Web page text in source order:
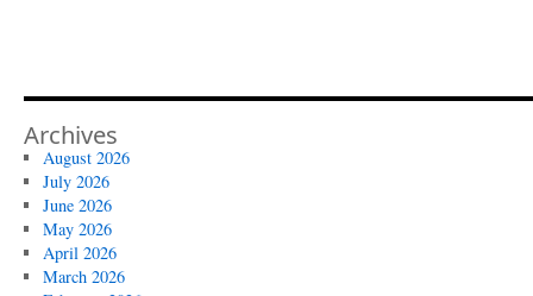
Archives
August 2026
July 2026
June 2026
May 2026
April 2026
March 2026